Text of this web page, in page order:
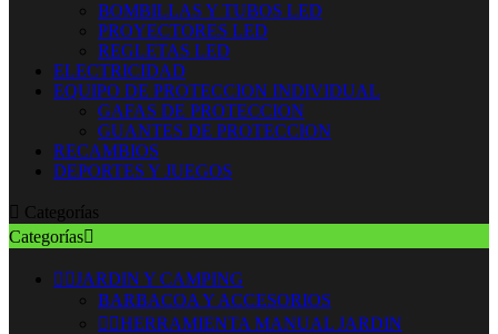
BOMBILLAS Y TUBOS LED
PROYECTORES LED
REGLETAS LED
ELECTRICIDAD
EQUIPO DE PROTECCION INDIVIDUAL
GAFAS DE PROTECCION
GUANTES DE PROTECCION
RECAMBIOS
DEPORTES Y JUEGOS
 Categorías
Categorías
 JARDIN Y CAMPING
BARBACOA Y ACCESORIOS
 HERRAMIENTA MANUAL JARDIN